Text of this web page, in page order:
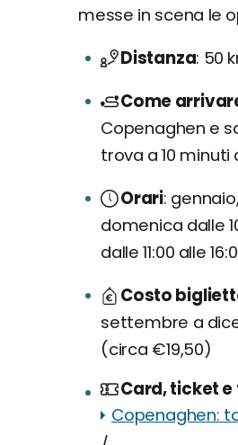
messe in scena le
Distanza 50
Come
Copenaghen e
trova a 10
Orari
domenica dalle
dalle 11:00 alle
Costo
settembre a
(circa €19,50)
Card, ticket
Copenaghen: